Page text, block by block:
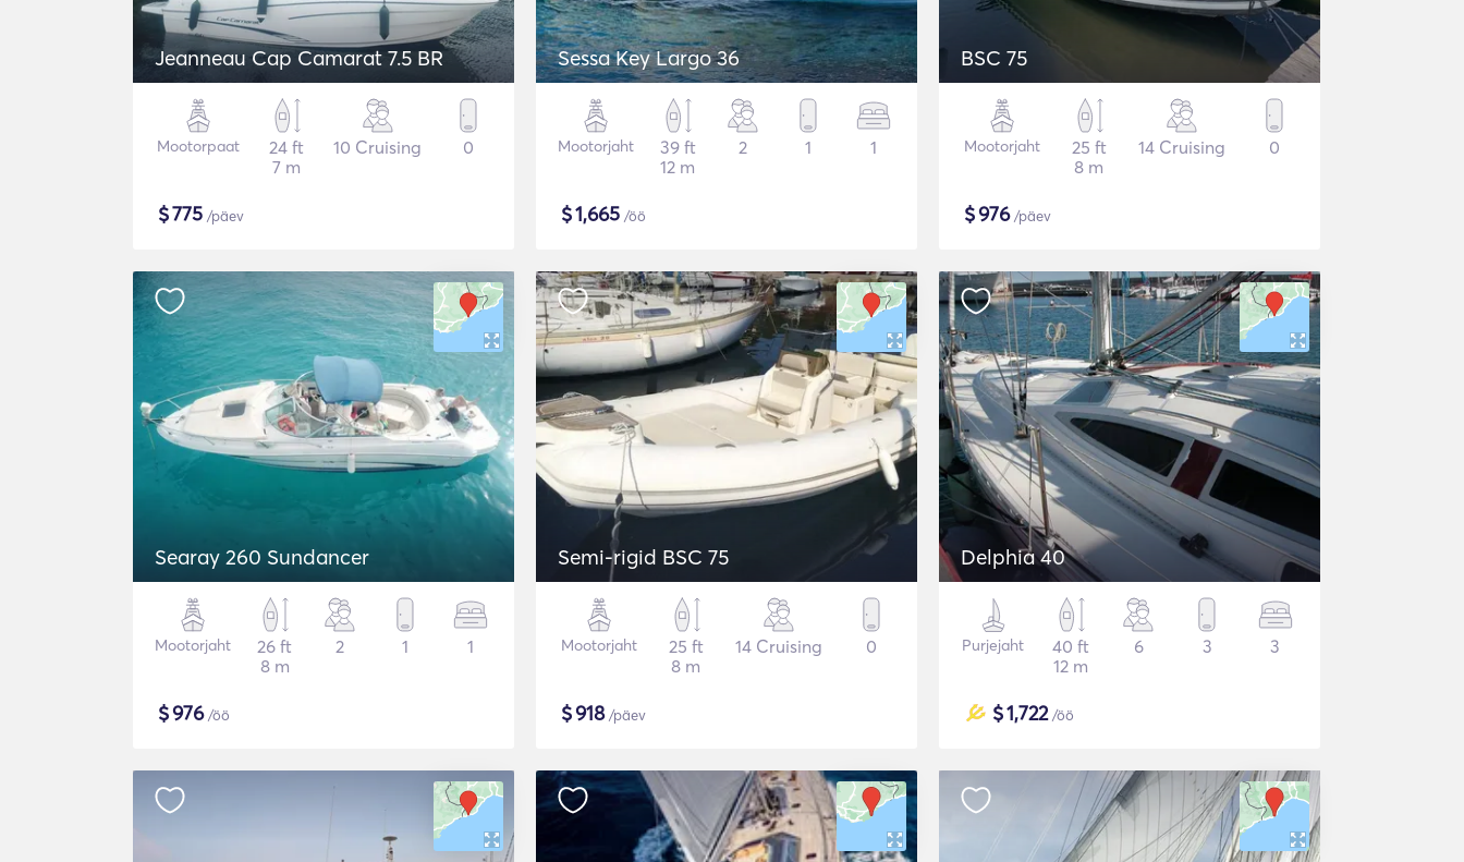
Jeanneau Cap Camarat 7.5 BR
Mootorpaat
24 ft
7 m
10 Cruising 0
$775 /päev
Sessa Key Largo 36
Mootorjaht
39 ft
12 m
2 1 1
$1,665 /öö
BSC 75
Mootorjaht
25 ft
8 m
14 Cruising 0
$976/päev
Searay 260 Sundancer
Mootorjaht
26 ft
8 m
2 1 1
$976/öö
Semi-rigid BSC 75
Mootorjaht
25 ft
8 m
14 Cruising 0
$918/päev
Delphia 40
Purjejaht
40 ft
12 m
6 3 3
$1,722/öö